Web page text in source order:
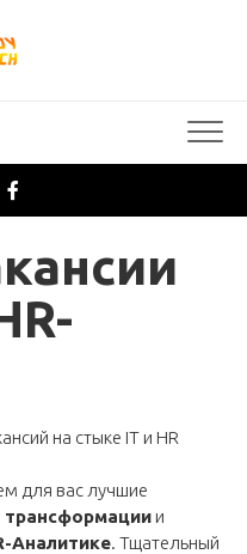
на стыке IT и HR
для вас лучшие
и
Аналитике. Тщательный